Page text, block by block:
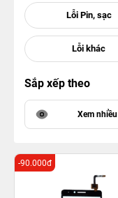
Sắp xếp theo
Xem nhiều
-90.000đ